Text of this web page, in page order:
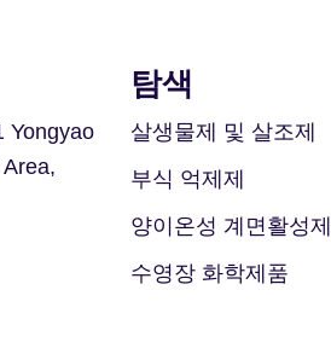
Yongyao
탐색
살생물제 및 살조제
부식 억제제
양이온성 계면활성제
수영장 화학제품